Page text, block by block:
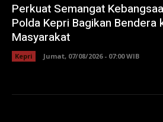
Perkuat Semangat
Polda Kepri Bagikan Bendera
Masyarakat
Kepri Jumat, 07/08/2026 - 07:00 WIB